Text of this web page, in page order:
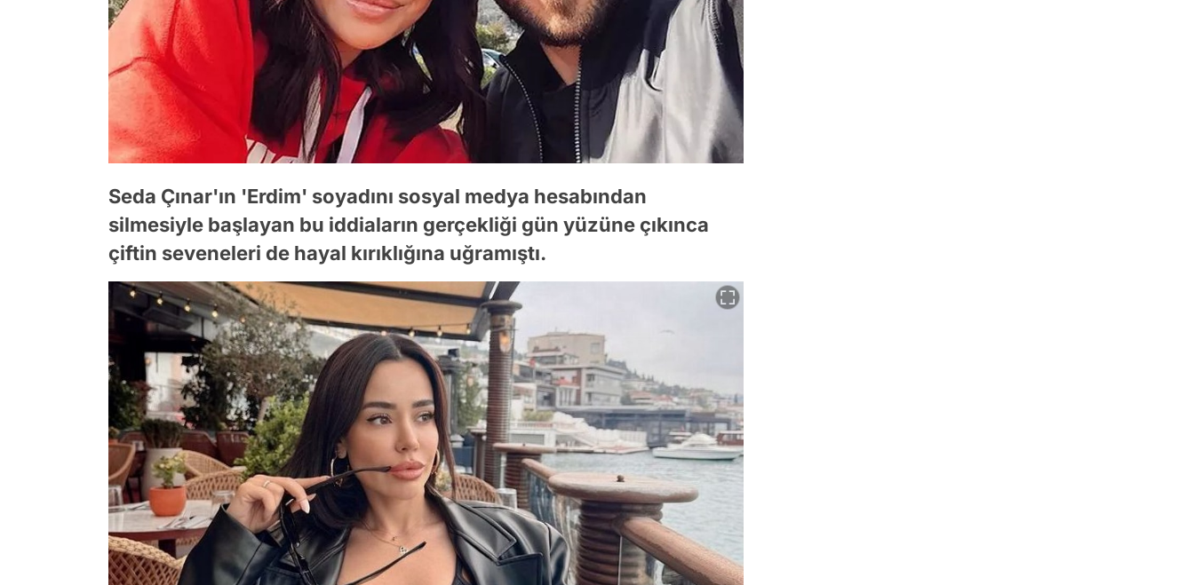
Seda Çınar'ın 'Erdim' soyadını sosyal medya hesabından
silmesiyle başlayan bu iddiaların gerçekliği gün yüzüne çıkınca
çiftin seveneleri de hayal kırıklığına uğramıştı.